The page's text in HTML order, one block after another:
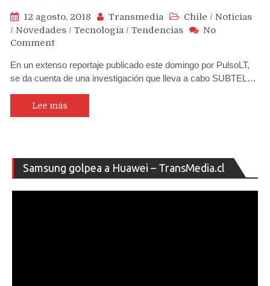
12 agosto, 2018 Transmedia Chile / Noticias
/ Novedades / Tecnología / Tendencias
No
Commenton
investiga
eventual
fraude
de
los
cifras
de
portabilidad
En un extenso reportaje publicado este domingo por PulsoLT,
se da cuenta de una investigación que lleva a cabo SUBTEL…
Lee más
Samsung golpea a Huawei – TransMedia.cl
de